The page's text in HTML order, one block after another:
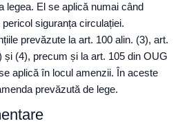
legea. El se aplică numai când
siguranța circulației.
prevăzute la art. 100 alin. (3), art.
și (4), precum și la art. 105 din OUG
aplică în locul amenzii. În aceste
prevăzută de lege.